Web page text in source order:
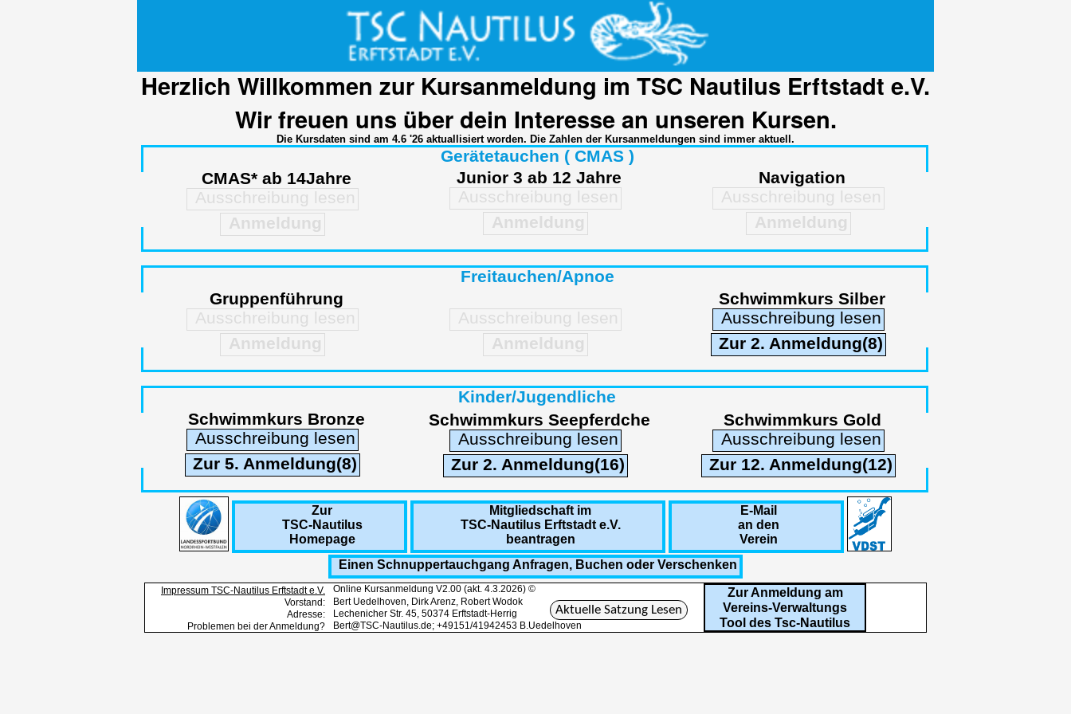
Herzlich Willkommen zur Kursanmeldung im TSC Nautilus Erftstadt e.V.
Wir freuen uns über dein Interesse an unseren Kursen.
Die Kursdaten sind am 4.6 '26 aktuallisiert worden. Die Zahlen der Kursanmeldungen sind immer aktuell.
Gerätetauchen ( CMAS )
CMAS* ab 14Jahre
Ausschreibung lesen
Anmeldung
Freitauchen/Apnoe
Gruppenführung
Ausschreibung lesen
Anmeldung
Kinder/Jugendliche
Schwimmkurs Bronze
Ausschreibung lesen
Zur 5. Anmeldung(8)
Junior 3 ab 12 Jahre
Ausschreibung lesen
Anmeldung
Ausschreibung lesen
Anmeldung
Schwimmkurs Seepferdche
Ausschreibung lesen
Zur 2. Anmeldung(16)
Navigation
Ausschreibung lesen
Anmeldung
Schwimmkurs Silber
Ausschreibung lesen
Zur 2. Anmeldung(8)
Schwimmkurs Gold
Ausschreibung lesen
Zur 12. Anmeldung(12)
Zur
TSC-Nautilus
Homepage
Mitgliedschaft im
TSC-Nautilus Erftstadt e.V.
beantragen
E-Mail
an den
Verein
Einen Schnuppertauchgang Anfragen, Buchen oder Verschenken
Impressum TSC-Nautilus Erftstadt e.V.
Vorstand:
Adresse:
Problemen bei der Anmeldung?
Online Kursanmeldung V2.00 (akt. 4.3.2026) ©
Bert Uedelhoven, Dirk Arenz, Robert Wodok
Lechenicher Str. 45, 50374 Erftstadt-Herrig
Bert@TSC-Nautilus.de; +49151/41942453 B.Uedelhoven
Aktuelle Satzung Lesen
Zur Anmeldung am
Vereins-Verwaltungs
Tool des Tsc-Nautilus